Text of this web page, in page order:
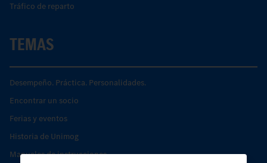
Tráfico de reparto
TEMAS
Desempeño. Práctica. Personalidades.
Encontrar un socio
Ferias y eventos
Historia de Unimog
Manuales de instrucciones